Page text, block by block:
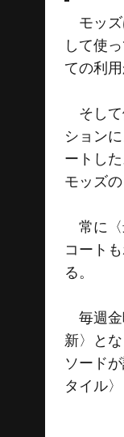
モッズ
して使
ての利
そして
ション
ートし
モッズ
常に〈
コート
る。
毎週金
新〉と
ソード
タイル